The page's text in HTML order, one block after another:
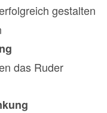
gestalten
das Ruder